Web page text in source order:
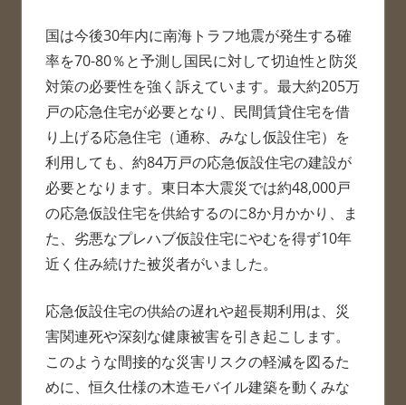
国は今後30年内に南海トラフ地震が発生する確
率を70-80％と予測し国民に対して切迫性と防災
対策の必要性を強く訴えています。最大約205万
戸の応急住宅が必要となり、民間賃貸住宅を借
り上げる応急住宅（通称、みなし仮設住宅）を
利用しても、約84万戸の応急仮設住宅の建設が
必要となります。東日本大震災では約48,000戸
の応急仮設住宅を供給するのに8か月かかり、ま
た、劣悪なプレハブ仮設住宅にやむを得ず10年
近く住み続けた被災者がいました。
応急仮設住宅の供給の遅れや超長期利用は、災
害関連死や深刻な健康被害を引き起こします。
このような間接的な災害リスクの軽減を図るた
めに、恒久仕様の木造モバイル建築を動くみな